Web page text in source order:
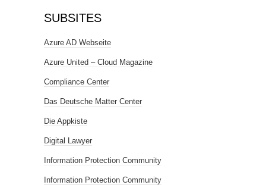
SUBSITES
Azure AD Webseite
Azure United – Cloud Magazine
Compliance Center
Das Deutsche Matter Center
Die Appkiste
Digital Lawyer
Information Protection Community
Information Protection Community